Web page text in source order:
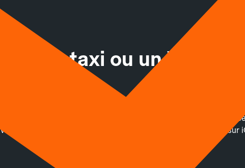
un taxi ou un VTC
en toute confiance. Réservez à l’avance via un paiement
pourrez suivre votre chauffeur en temps réel. Disponible sur